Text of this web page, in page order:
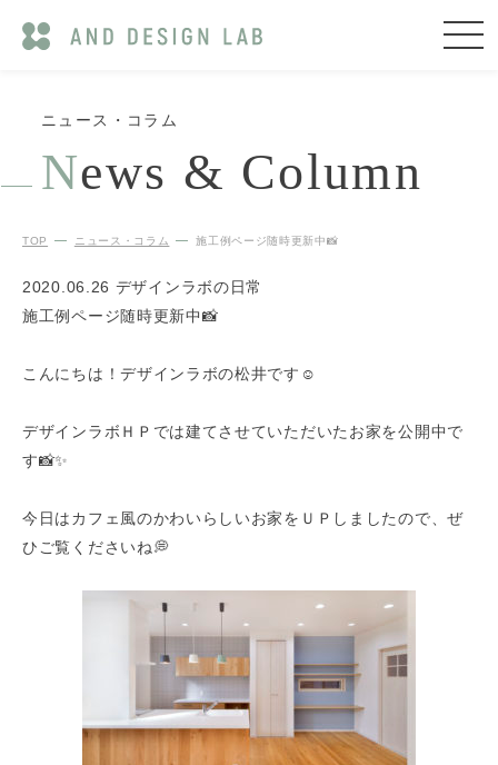
ニュース・コラム
News & Column
TOP ニュース・コラム 施工例ページ随時更新中📸
2020.06.26 デザインラボの日常
施工例ページ随時更新中📸
こんにちは！デザインラボの松井です☺️
デザインラボＨＰでは建てさせていただいたお家を公開中で
す📸✨
今日はカフェ風のかわいらしいお家をＵＰしましたので、ぜ
ひご覧くださいね💭